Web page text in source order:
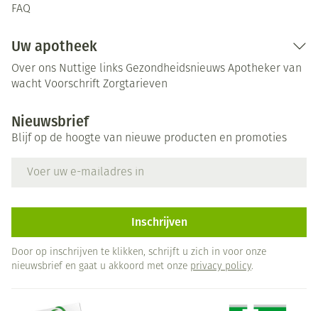
FAQ
Uw apotheek
Over ons Nuttige links Gezondheidsnieuws Apotheker van
wacht Voorschrift Zorgtarieven
Nieuwsbrief
Blijf op de hoogte van nieuwe producten en promoties
Inschrijven
Door op inschrijven te klikken, schrijft u zich in voor onze
nieuwsbrief en gaat u akkoord met onze privacy policy.